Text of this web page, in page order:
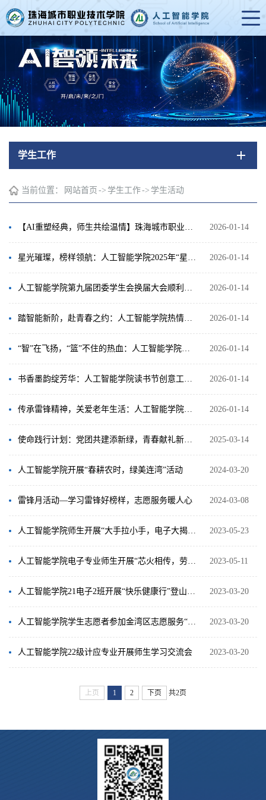
学生工作
当前位置： 网站首页 -> 学生工作-> 学生活动
2026-01-14
2026-01-14
2026-01-14
2026-01-14
2026-01-14
2026-01-14
2026-01-14
2025-03-14
2024-03-20
人工智能学院开展“春耕农时，绿美连湾”活动
2024-03-08
雷锋月活动—学习雷锋好榜样，志愿服务暖人心
2023-05-23
2023-05-11
2023-03-20
2023-03-20
2023-03-20
人工智能学院22级计应专业开展师生学习交流会
上页 1 2 下页 共2页